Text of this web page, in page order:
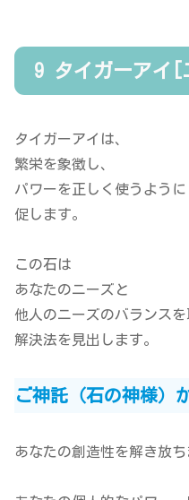
9 タイガーアイ[
タイガーアイは、
繁栄を象徴し、
パワーを正しく使うように
促します。
この石は
あなたのニーズと
他人のニーズのバランスを
解決法を見出します。
ご神託（石の神様）
あなたの創造性を解き放ち